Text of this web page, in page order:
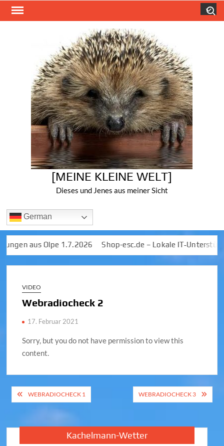
Skip
[MEINE KLEINE WELT]
Dieses und Jenes aus meiner Sicht
German
aus Olpe 1.7.2026 Shop-esc.de – Lokale
VIDEO
Webradiocheck 2
17. Februar 2021
Sorry, but you do not have permission to view this
content.
Beitragsnavigation
WEBRADIOCHECK 1 WEBRADIOCHECK 3
Kachelmann-Wetter